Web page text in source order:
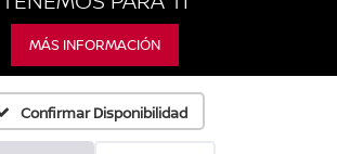
MÁS INFORMACIÓN
Confirmar Disponibilidad